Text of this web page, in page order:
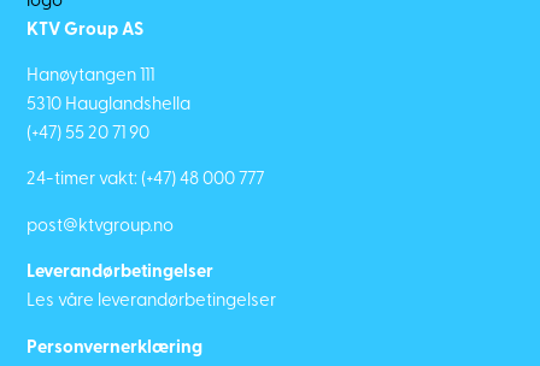
KTV Group AS
Hanøytangen 111
5310 Hauglandshella
(+47) 55 20 71 90
24-timer vakt: (+47) 48 000 777
post@ktvgroup.no
Leverandørbetingelser
Les våre leverandørbetingelser
Personvernerklæring